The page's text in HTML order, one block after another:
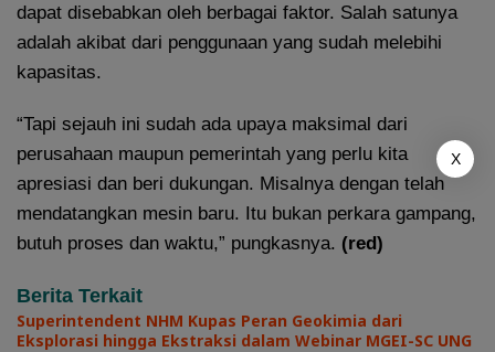
dapat disebabkan oleh berbagai faktor. Salah satunya
adalah akibat dari penggunaan yang sudah melebihi
kapasitas.
“Tapi sejauh ini sudah ada upaya maksimal dari
perusahaan maupun pemerintah yang perlu kita
apresiasi dan beri dukungan. Misalnya dengan telah
mendatangkan mesin baru. Itu bukan perkara gampang,
butuh proses dan waktu,” pungkasnya. (red)
Berita Terkait
Superintendent NHM Kupas Peran Geokimia dari
Eksplorasi hingga Ekstraksi dalam Webinar MGEI-SC UNG
X